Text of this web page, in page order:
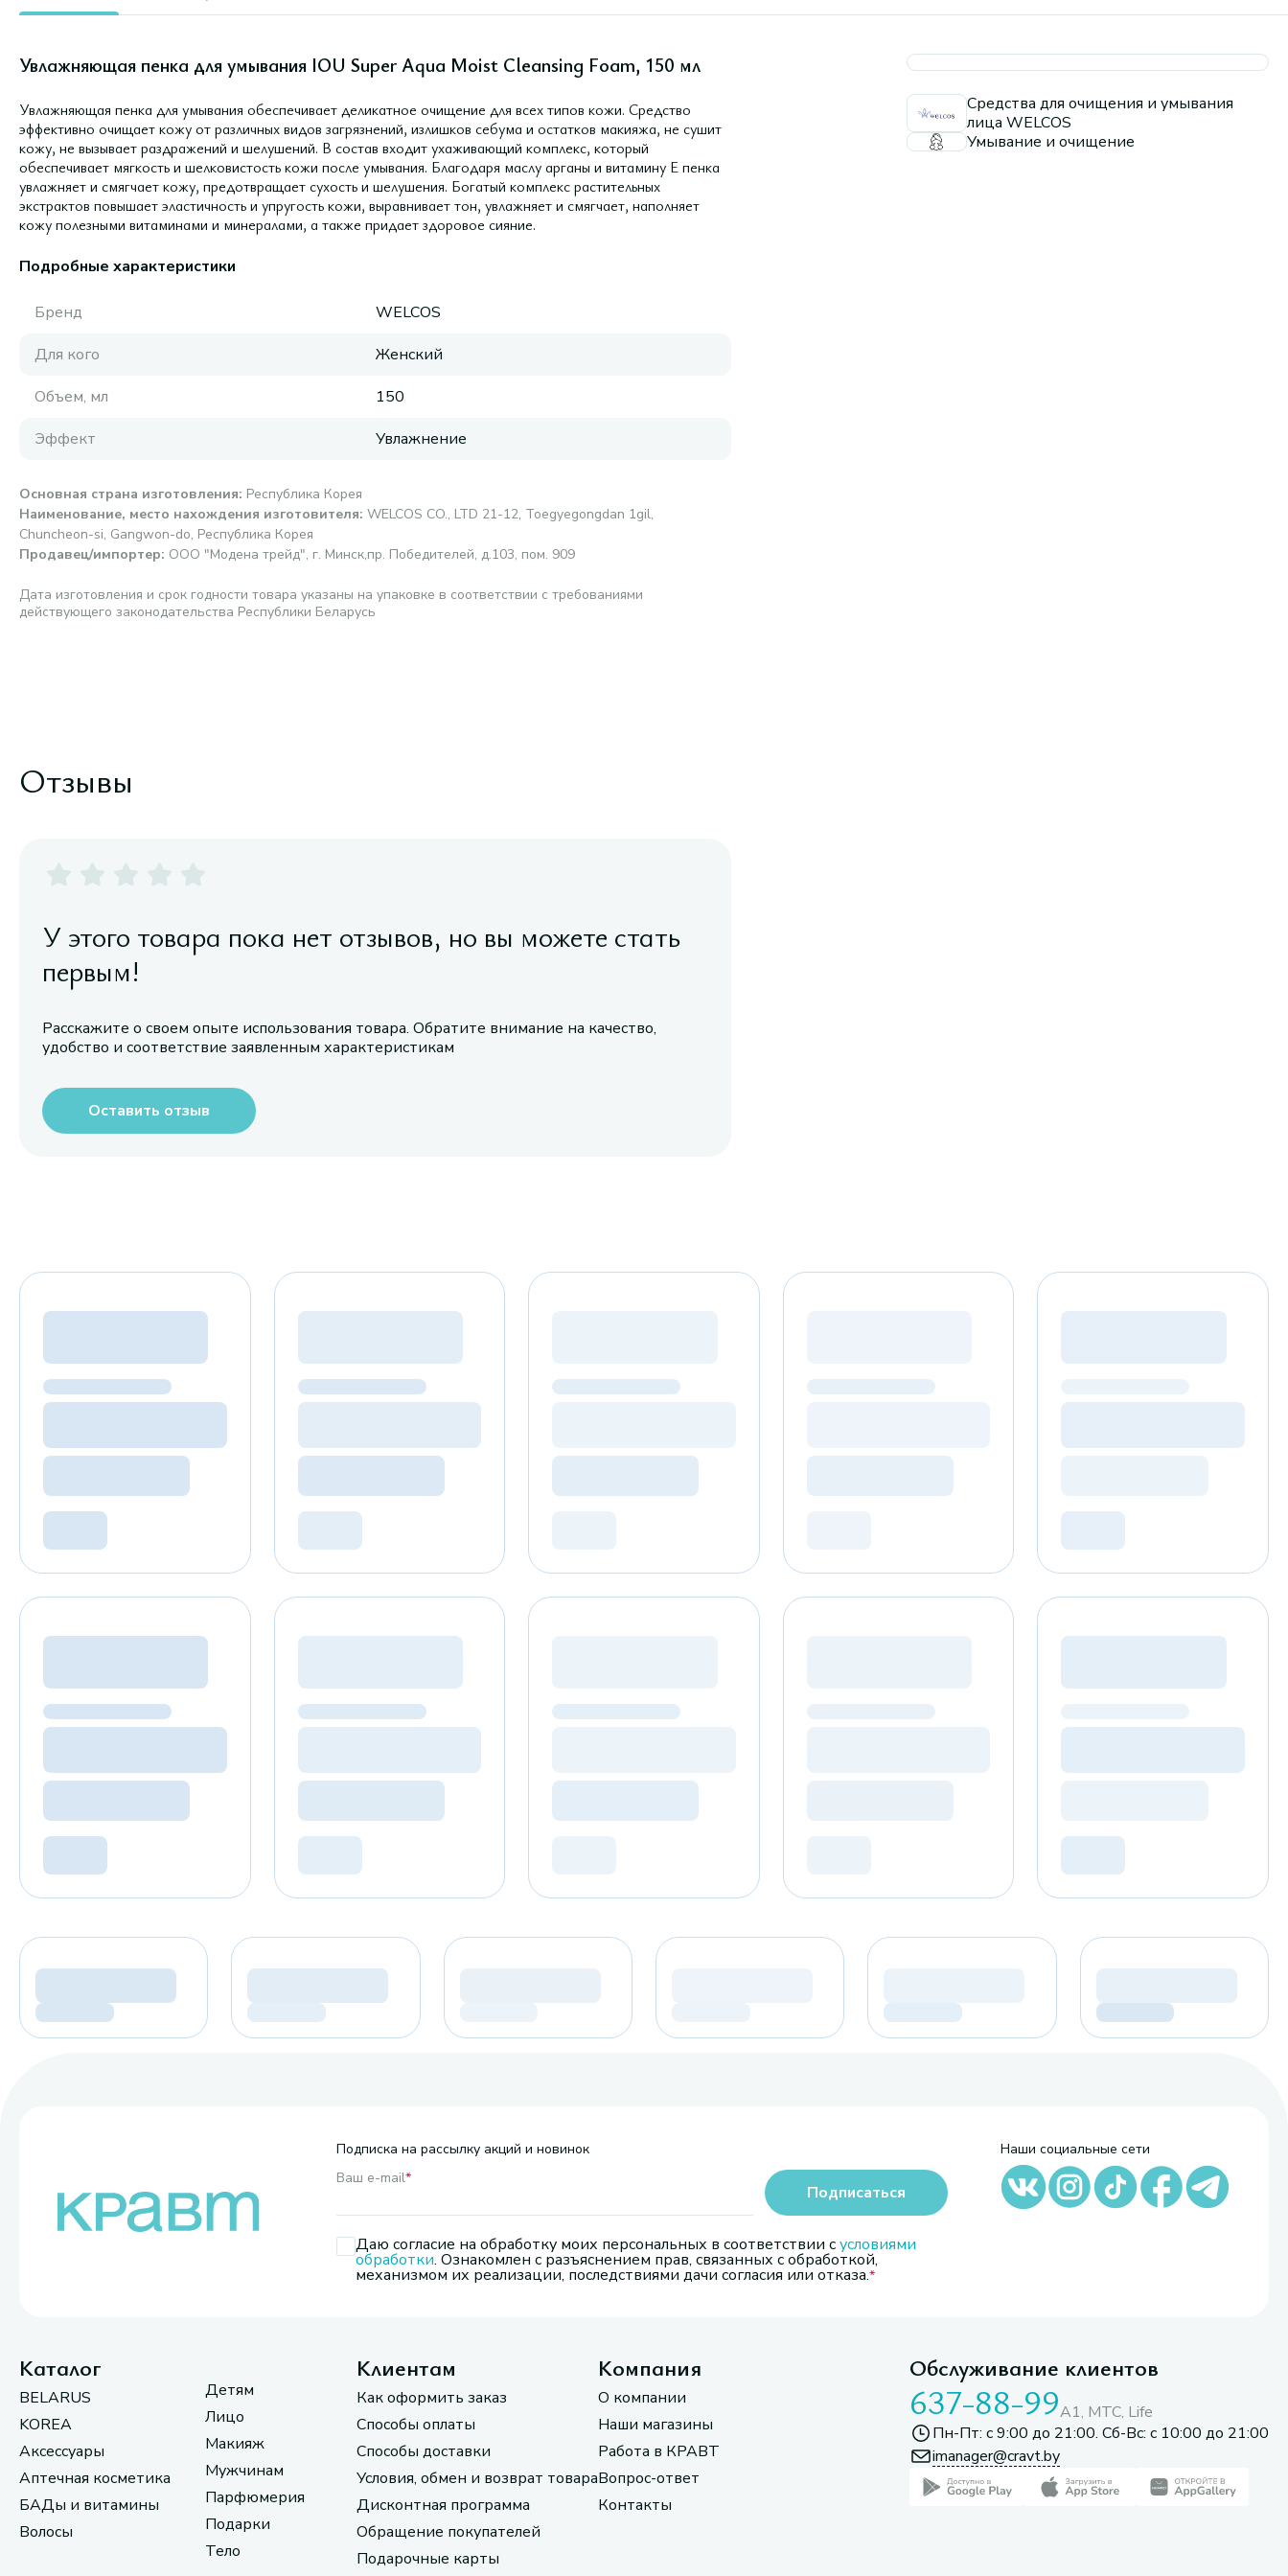
Увлажняющая пенка для умывания IOU Super Aqua Moist Cleansing Foam, 150 мл
Увлажняющая пенка для умывания обеспечивает деликатное очищение для всех типов кожи. Средство
эффективно очищает кожу от различных видов загрязнений, излишков себума и остатков макияжа, не сушит
кожу, не вызывает раздражений и шелушений. В состав входит ухаживающий комплекс, который
обеспечивает мягкость и шелковистость кожи после умывания. Благодаря маслу арганы и витамину E пенка
увлажняет и смягчает кожу, предотвращает сухость и шелушения. Богатый комплекс растительных
экстрактов повышает эластичность и упругость кожи, выравнивает тон, увлажняет и смягчает, наполняет
кожу полезными витаминами и минералами, а также придает здоровое сияние.
Подробные характеристики
Бренд
WELCOS
Для кого
Женский
Объем, мл
150
Эффект
Увлажнение
Основная страна изготовления: Республика Корея
Наименование, место нахождения изготовителя: WELCOS CO., LTD 21-12, Toegyegongdan 1gil,
Chuncheon-si, Gangwon-do, Республика Корея
Продавец/импортер: ООО "Модена трейд", г. Минск,пр. Победителей, д.103, пом. 909
Дата изготовления и срок годности товара указаны на упаковке в соответствии с требованиями
действующего законодательства Республики Беларусь
Средства для очищения и умывания
лица WELCOS
Умывание и очищение
Отзывы
У этого товара пока нет отзывов, но вы можете стать
первым!
Расскажите о своем опыте использования товара. Обратите внимание на качество,
удобство и соответствие заявленным характеристикам
Оставить отзыв
Подписка на рассылку акций и новинок
Ваш e-mail*
Даю согласие на обработку моих персональных в соответствии сусловиями
обработки. Ознакомлен с разъяснением прав, связанных с обработкой,
механизмом их реализации, последствиями дачи согласия или отказа.
Подписаться
Наши социальные сети
Каталог
BELARUS
KOREA
Аксессуары
Аптечная косметика
БАДы и витамины
Волосы
Детям
Лицо
Макияж
Мужчинам
Парфюмерия
Подарки
Тело
Клиентам
Как оформить заказ
Способы оплаты
Способы доставки
Условия, обмен и возврат товара
Дисконтная программа
Обращение покупателей
Подарочные карты
Компания
О компании
Наши магазины
Работа в КРАВТ
Вопрос-ответ
Контакты
Обслуживание клиентов
637-88-99A1, МТС, Life
Пн-Пт: с 9:00 до 21:00. Сб-Вс: с 10:00 до 21:00
imanager@cravt.by